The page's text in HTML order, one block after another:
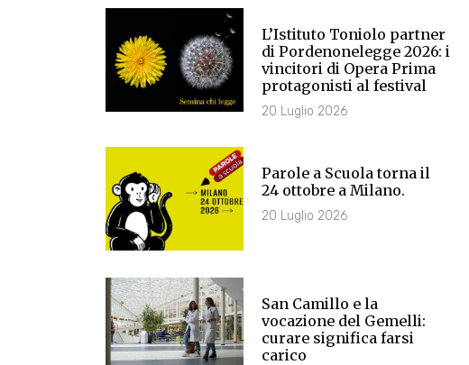
L’Istituto Toniolo partner
di Pordenonelegge 2026: i
vincitori di Opera Prima
protagonisti al festival
20 Luglio 2026
Parole a Scuola torna il
24 ottobre a Milano.
20 Luglio 2026
San Camillo e la
vocazione del Gemelli:
curare significa farsi
carico